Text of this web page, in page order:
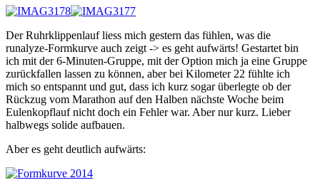
Der Ruhrklippenlauf liess mich gestern das fühlen, was die
runalyze-Formkurve auch zeigt -> es geht aufwärts! Gestartet bin
ich mit der 6-Minuten-Gruppe, mit der Option mich ja eine Gruppe
zurückfallen lassen zu können, aber bei Kilometer 22 fühlte ich
mich so entspannt und gut, dass ich kurz sogar überlegte ob der
Rückzug vom Marathon auf den Halben nächste Woche beim
Eulenkopflauf nicht doch ein Fehler war. Aber nur kurz. Lieber
halbwegs solide aufbauen.
Aber es geht deutlich aufwärts: